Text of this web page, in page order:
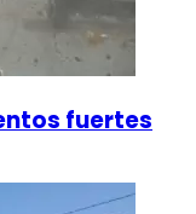
fuertes